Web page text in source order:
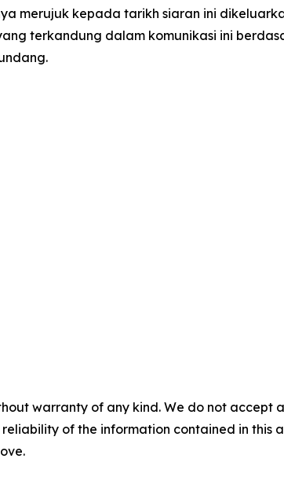
merujuk kepada tarikh siaran ini
terkandung dalam komunikasi ini
warranty of any kind. We do not
of the information contained in this